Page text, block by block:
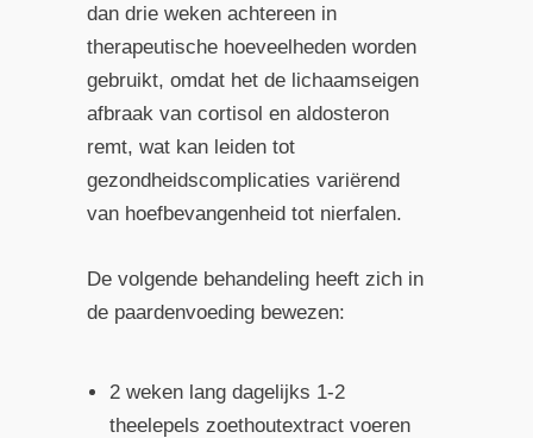
dan drie weken achtereen in
therapeutische hoeveelheden worden
gebruikt, omdat het de lichaamseigen
afbraak van cortisol en aldosteron
remt, wat kan leiden tot
gezondheidscomplicaties variërend
van hoefbevangenheid tot nierfalen.
De volgende behandeling heeft zich in
de paardenvoeding bewezen:
2 weken lang dagelijks 1-2
theelepels zoethoutextract voeren